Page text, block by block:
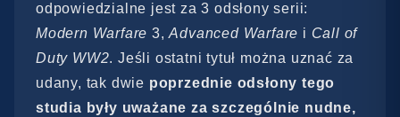
odpowiedzialne jest za 3 odsłony serii:
Modern Warfare 3,Advanced Warfare i Call of
Duty WW2. Jeśli ostatni tytuł można uznać za
udany, tak dwie poprzednie odsłony tego
studia były uważane za szczególnie nudne,